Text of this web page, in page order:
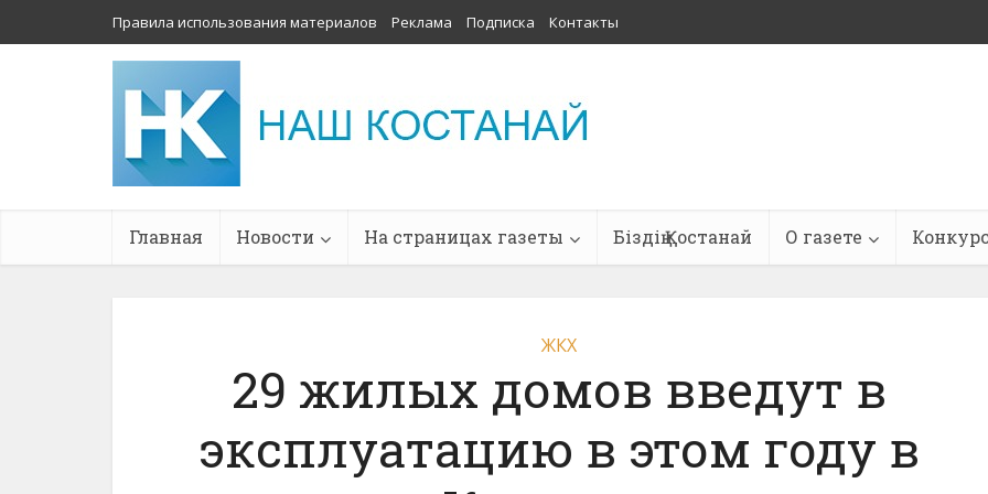
Правила использования материалов Реклама Подписка Контакты
Главная Новости На страницах газеты Біздің Қостанай О газете
ЖКХ
29 жилых домов введут в
эксплуатацию в этом году в